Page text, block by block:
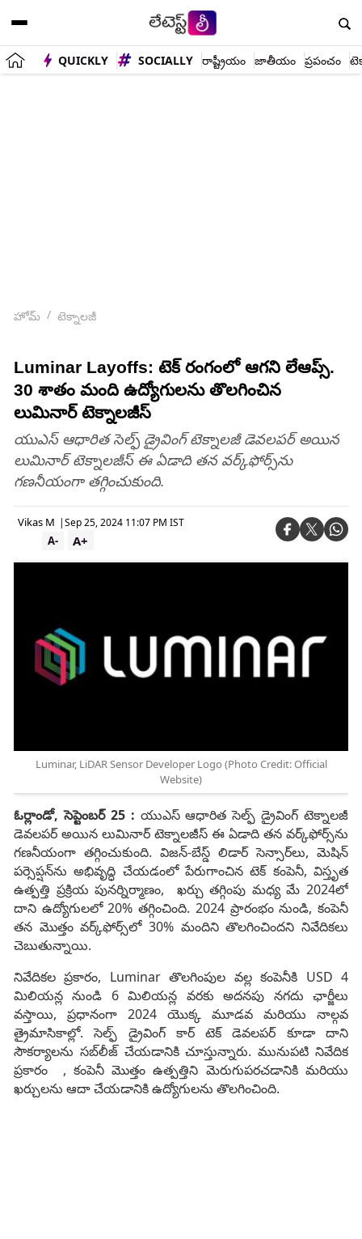
QUICKLY SOCIALLY రాష్ట్రీయం జాతీయం ప్రపంచం
హోమ్ టెక్నాలజీ
Luminar Layoffs: టెక్ రంగంలో ఆగని లేఆప్స్.
30 శాతం మంది ఉద్యోగులను తొలగించిన
లుమినార్ టెక్నాలజీస్
యుఎస్ ఆధారిత సెల్ఫ్ డ్రైవింగ్ టెక్నాలజీ డెవలపర్ అయిన
లుమినార్ టెక్నాలజీస్ ఈ ఏడాది తన వర్క్‌ఫోర్స్‌ను
గణనీయంగా తగ్గించుకుంది.
Vikas M |Sep 25, 2024 11:07 PM IST
A+
A-
Luminar, LiDAR Sensor Developer Logo (Photo Credit: Official
Website)
ఓర్లాండో, సెప్టెంబర్ 25 : యుఎస్ ఆధారిత సెల్ఫ్ డ్రైవింగ్ టెక్నాలజీ
డెవలపర్ అయిన లుమినార్ టెక్నాలజీస్ ఈ ఏడాది తన వర్క్‌ఫోర్స్‌ను
గణనీయంగా తగ్గించుకుంది. విజన్-బేస్డ్ లిడార్ సెన్సార్‌లు, మెషిన్
పర్సెప్షన్‌ను అభివృద్ధి చేయడంలో పేరుగాంచిన టెక్ కంపెనీ, విస్తృత
ఉత్పత్తి ప్రక్రియ పునర్నిర్మాణం, ఖర్చు తగ్గింపు మధ్య మే 2024లో
దాని ఉద్యోగులలో 20% తగ్గించింది. 2024 ప్రారంభం నుండి, కంపెనీ
తన మొత్తం వర్క్‌ఫోర్స్‌లో 30% మందిని తొలగించిందని నివేదికలు
చెబుతున్నాయి.
నివేదికల ప్రకారం, Luminar తొలగింపుల వల్ల కంపెనీకి USD 4
మిలియన్ల నుండి 6 మిలియన్ల వరకు అదనపు నగదు ఛార్జీలు
వస్తాయి, ప్రధానంగా 2024 యొక్క మూడవ మరియు నాల్గవ
త్రైమాసికాల్లో. సెల్ఫ్ డ్రైవింగ్ కార్ టెక్ డెవలపర్ కూడా దాని
సౌకర్యాలను సబ్‌లీజ్ చేయడానికి చూస్తున్నారు. మునుపటి నివేదిక
ప్రకారం , కంపెనీ మొత్తం ఉత్పత్తిని మెరుగుపరచడానికి మరియు
ఖర్చులను ఆదా చేయడానికి ఉద్యోగులను తొలగించింది.